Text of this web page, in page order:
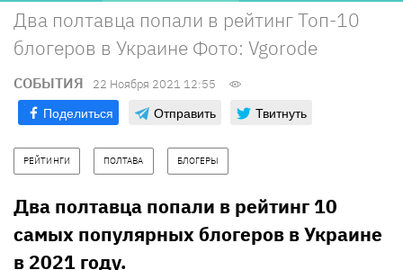
Два полтавца попали в рейтинг Топ-10
блогеров в Украине Фото: Vgorode
СОБЫТИЯ 22 Ноября 2021 12:55
Поделиться Отправить Твитнуть
РЕЙТИНГИ ПОЛТАВА БЛОГЕРЫ
Два полтавца попали в рейтинг 10
самых популярных блогеров в Украине
в 2021 году.